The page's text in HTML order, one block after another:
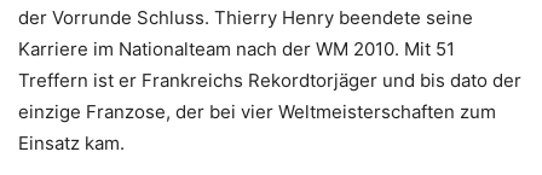
der Vorrunde Schluss. Thierry Henry beendete seine
Karriere im Nationalteam nach der WM 2010. Mit 51
Treffern ist er Frankreichs Rekordtorjäger und bis dato der
einzige Franzose, der bei vier Weltmeisterschaften zum
Einsatz kam.